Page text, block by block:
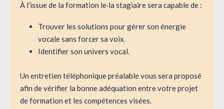
À l’issue de la formation le·la stagiaire sera capable de :
Trouver les solutions pour gérer son énergie
vocale sans forcer sa voix.
Identifier son univers vocal.
Un entretien téléphonique préalable vous sera proposé
afin de vérifier la bonne adéquation entre votre projet
de formation et les compétences visées.